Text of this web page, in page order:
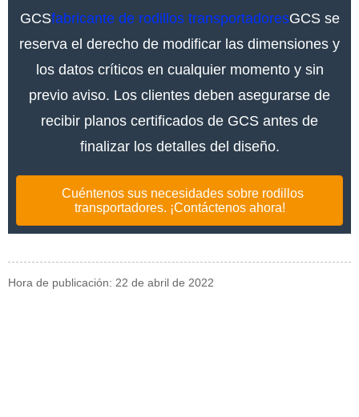
GCSfabricante de rodillos transportadoresGCS se
reserva el derecho de modificar las dimensiones y
los datos críticos en cualquier momento y sin
previo aviso. Los clientes deben asegurarse de
recibir planos certificados de GCS antes de
finalizar los detalles del diseño.
Cuéntenos sus necesidades sobre rodillos
transportadores. ¡Contáctenos ahora!
Hora de publicación: 22 de abril de 2022